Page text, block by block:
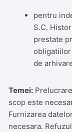
pentru
S.C.
prestate
de
Temei:
scop este
Furnizarea
necesara.